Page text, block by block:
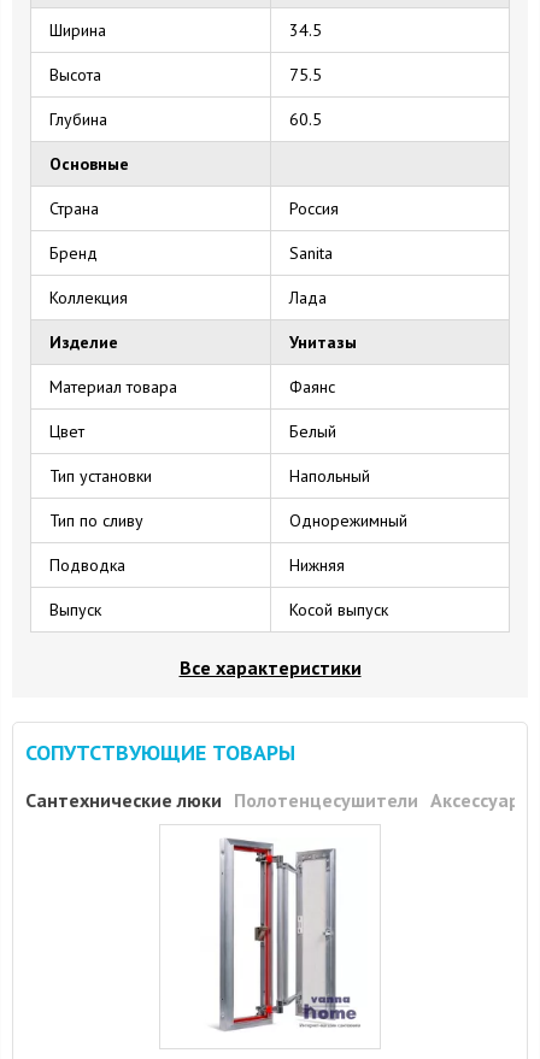
Ширина 34.5
Высота 75.5
Глубина 60.5
Основные
Страна Россия
Бренд Sanita
Коллекция Лада
Изделие Унитазы
Материал товара Фаянс
Цвет Белый
Тип установки Напольный
Тип по сливу Однорежимный
Подводка Нижняя
Выпуск Косой выпуск
Все характеристики
СОПУТСТВУЮЩИЕ ТОВАРЫ
Сантехнические люки Полотенцесушители Аксессуары